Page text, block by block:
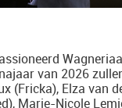
van 2026
(Fricka), Elza van
Marie-Nicole